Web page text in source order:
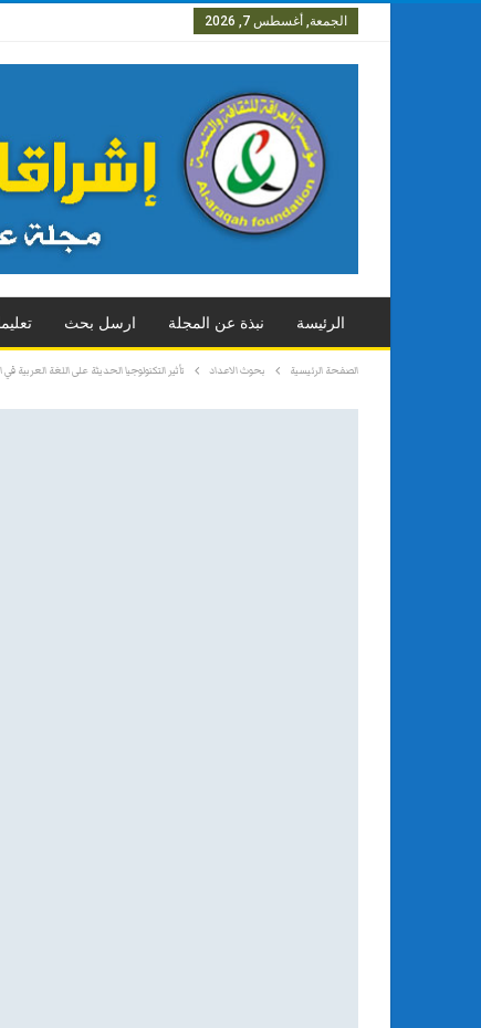
الجمعة, أغسطس 7, 2026
الرئيسة نبذة عن المجلة ارسل بحث
الصفحة الرئيسية بحوث الاعداد تأثير التكنولوجيا الحديثة على اللغة العربية